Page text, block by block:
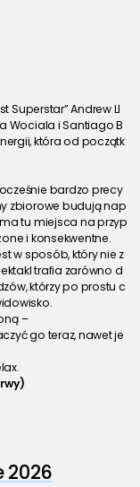
Superstar” Andrew Ll
Wociala i Santiago B
która od początk
bardzo precy
zbiorowe budują nap
tu miejsca na przyp
i konsekwentne.
w sposób, który nie z
trafia zarówno d
którzy po prostu c
–
go teraz, nawet je
2026